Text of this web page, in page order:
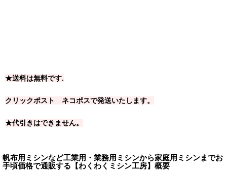
★送料は無料です.
クリックポスト ネコポスで発送いたします。
★代引きはできません。
帆布用ミシンなど工業用・業務用ミシンから家庭用ミシンまでお
手頃価格で通販する【わくわくミシン工房】概要